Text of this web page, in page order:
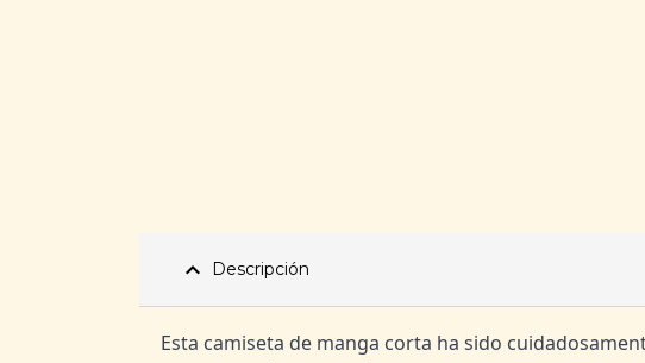
expand_less Descripción
Esta camiseta de manga corta ha sido